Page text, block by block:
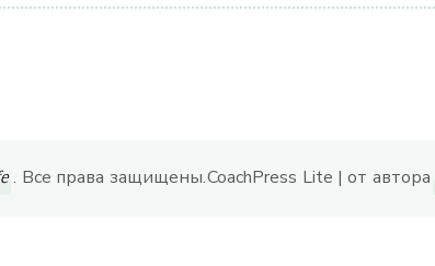
. Все права защищены.CoachPress Lite | от автора